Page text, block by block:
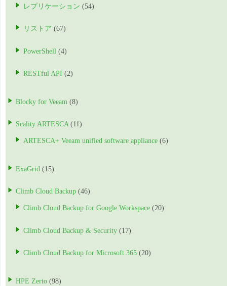
レプリケーション (54)
リストア (67)
PowerShell (4)
RESTful API (2)
Blocky for Veeam (8)
Scality ARTESCA (11)
ARTESCA+ Veeam unified software appliance (6)
ExaGrid (15)
Climb Cloud Backup (46)
Climb Cloud Backup for Google Workspace (20)
Climb Cloud Backup & Security (17)
Climb Cloud Backup for Microsoft 365 (20)
HPE Zerto (98)